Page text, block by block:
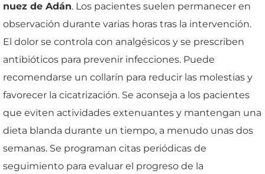
nuez de Adán. Los pacientes suelen permanecer en
observación durante varias horas tras la intervención.
El dolor se controla con analgésicos y se prescriben
antibióticos para prevenir infecciones. Puede
recomendarse un collarín para reducir las molestias y
favorecer la cicatrización. Se aconseja a los pacientes
que eviten actividades extenuantes y mantengan una
dieta blanda durante un tiempo, a menudo unas dos
semanas. Se programan citas periódicas de
seguimiento para evaluar el progreso de la